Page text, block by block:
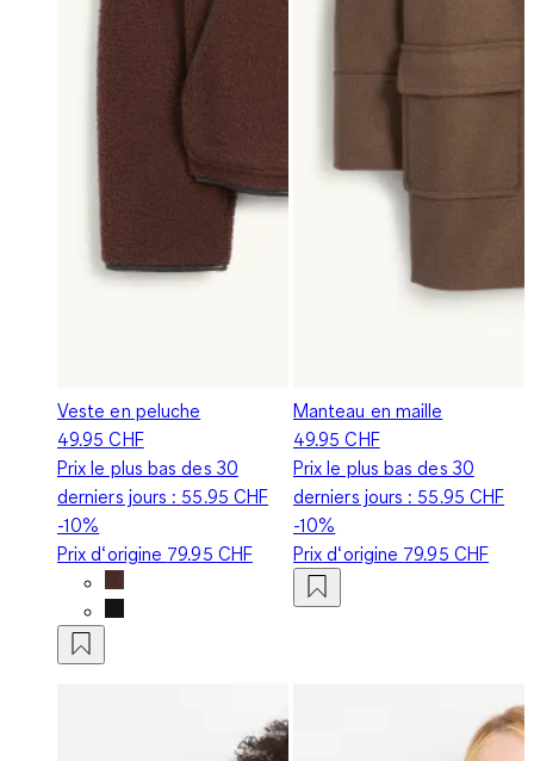
Veste en peluche
49.95 CHF
Prix le plus bas des 30
derniers jours : 55.95 CHF
-10%
Prix d‘origine 79.95 CHF
Manteau en maille
49.95 CHF
Prix le plus bas des 30
derniers jours : 55.95 CHF
-10%
Prix d‘origine 79.95 CHF